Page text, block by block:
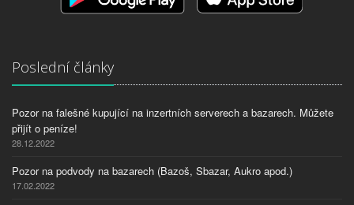
Poslední články
Pozor na falešné kupující na inzertních serverech a bazarech. Můžete
přijít o peníze!
28.12.2022
Pozor na podvody na bazarech (Bazoš, Sbazar, Aukro apod.)
17.02.2022